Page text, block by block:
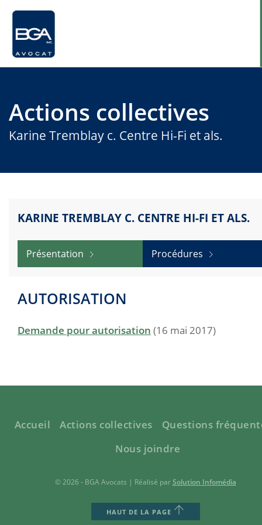
Actions collectives
Actions collectives
Karine Tremblay c. Centre Hi-Fi et als.
KARINE TREMBLAY C. CENTRE HI-FI ET ALS.
Présentation Procédures
AUTORISATION
Demande pour autorisation (16 mai 2017)
Accueil Actions collectives
Questions
Nous joindre
© 2026 - BGA Avocats | Réalisé parSolution Infomédia
HAUT DE LA PAGE